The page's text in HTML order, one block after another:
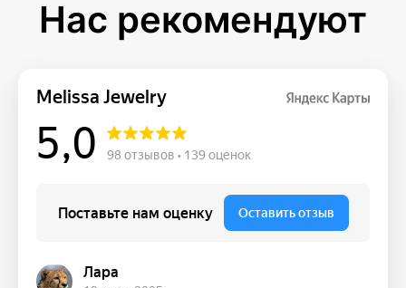
Нас рекомендуют